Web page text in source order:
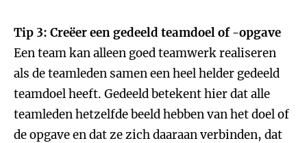
Tip 3: Creëer een gedeeld teamdoel of -opgave
Een team kan alleen goed teamwerk realiseren
als de teamleden samen een heel helder gedeeld
teamdoel heeft. Gedeeld betekent hier dat alle
teamleden hetzelfde beeld hebben van het doel of
de opgave en dat ze zich daaraan verbinden, dat